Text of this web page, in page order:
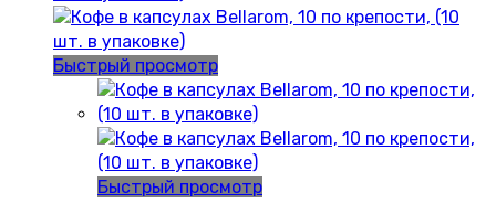
Быстрый просмотр
Быстрый просмотр